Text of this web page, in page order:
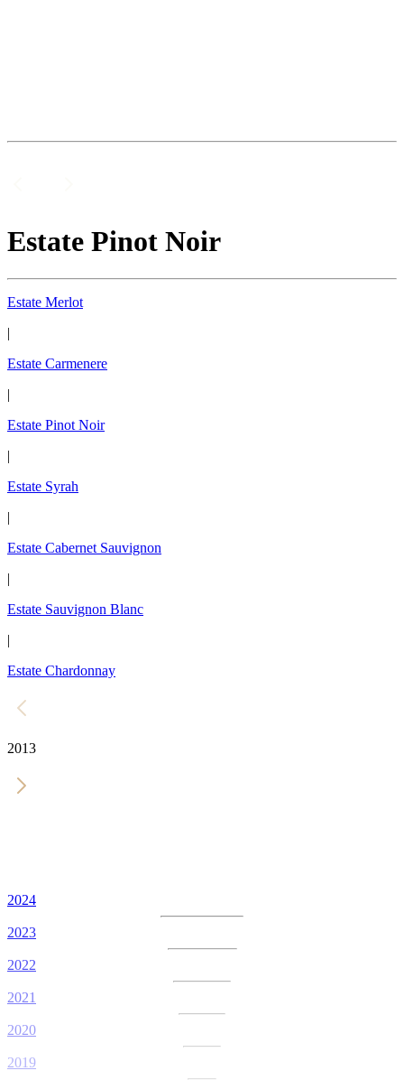
Estate Pinot Noir
Estate Merlot
|
Estate Carmenere
|
Estate Pinot Noir
|
Estate Syrah
|
Estate Cabernet Sauvignon
|
Estate Sauvignon Blanc
|
Estate Chardonnay
2013
2024
2023
2022
2021
2020
2019